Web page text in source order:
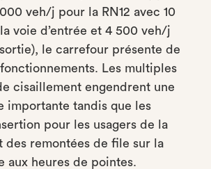
veh/j pour la RN12 avec 10
voie d’entrée et 4 500 veh/j
le carrefour présente de
Les multiples
cisaillement engendrent une
importante tandis que les
pour les usagers de la
des remontées de file sur la
aux heures de pointes.